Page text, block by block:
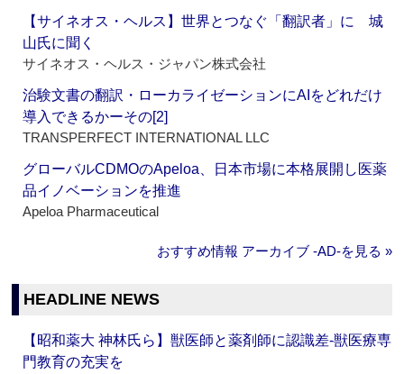
【サイネオス・ヘルス】世界とつなぐ「翻訳者」に 城
山氏に聞く
サイネオス・ヘルス・ジャパン株式会社
治験文書の翻訳・ローカライゼーションにAIをどれだけ
導入できるかーその[2]
TRANSPERFECT INTERNATIONAL LLC
グローバルCDMOのApeloa、日本市場に本格展開し医薬
品イノベーションを推進
Apeloa Pharmaceutical
おすすめ情報 アーカイブ ‐AD‐を見る »
HEADLINE NEWS
【昭和薬大 神林氏ら】獣医師と薬剤師に認識差‐獣医療専
門教育の充実を